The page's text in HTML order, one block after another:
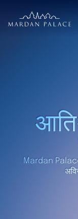
Mardan Palace